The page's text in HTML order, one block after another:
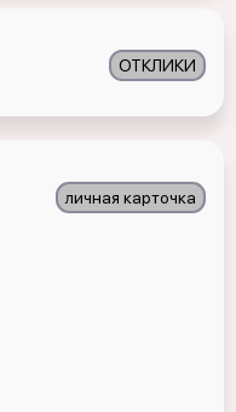
ОТКЛИКИ
личная карточка